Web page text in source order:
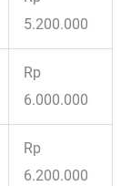
5.200.000
Rp
6.000.000
Rp
6.200.000